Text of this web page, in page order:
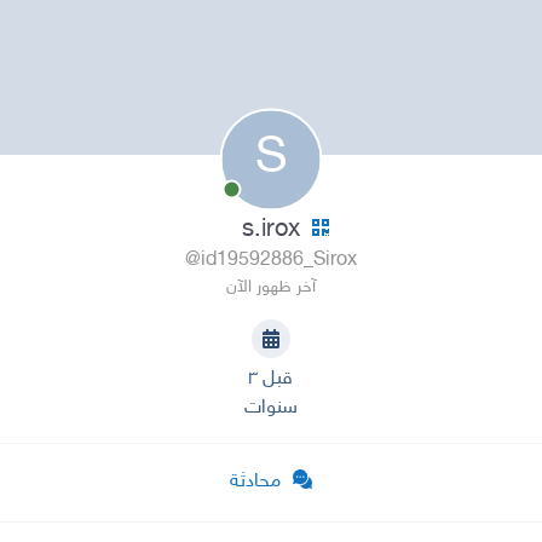
S
s.irox
@id19592886_Sirox
آخر ظهور الآن
قبل ٣
سنوات
محادثة